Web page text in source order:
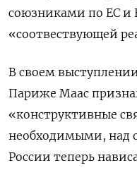
союзниками по ЕС и
«соотвествующей
В своем
Париже Маас
«конструктивные
необходимыми, над
России теперь